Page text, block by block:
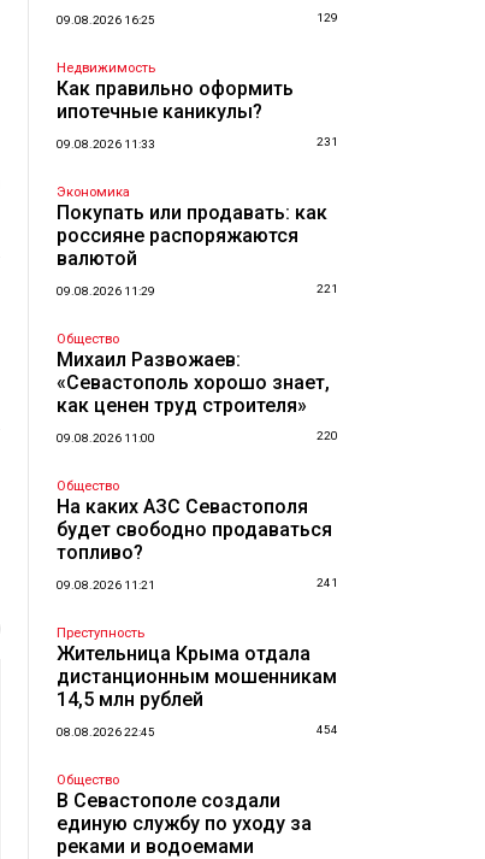
09.08.2026 16:25 129
Недвижимость
Как правильно оформить
ипотечные каникулы?
09.08.2026 11:33 231
Экономика
Покупать или продавать: как
россияне распоряжаются
валютой
09.08.2026 11:29 221
Общество
Михаил Развожаев:
«Севастополь хорошо знает,
как ценен труд строителя»
09.08.2026 11:00 220
Общество
На каких АЗС Севастополя
будет свободно продаваться
топливо?
09.08.2026 11:21 241
Преступность
Жительница Крыма отдала
дистанционным мошенникам
14,5 млн рублей
08.08.2026 22:45 454
Общество
В Севастополе создали
единую службу по уходу за
реками и водоемами